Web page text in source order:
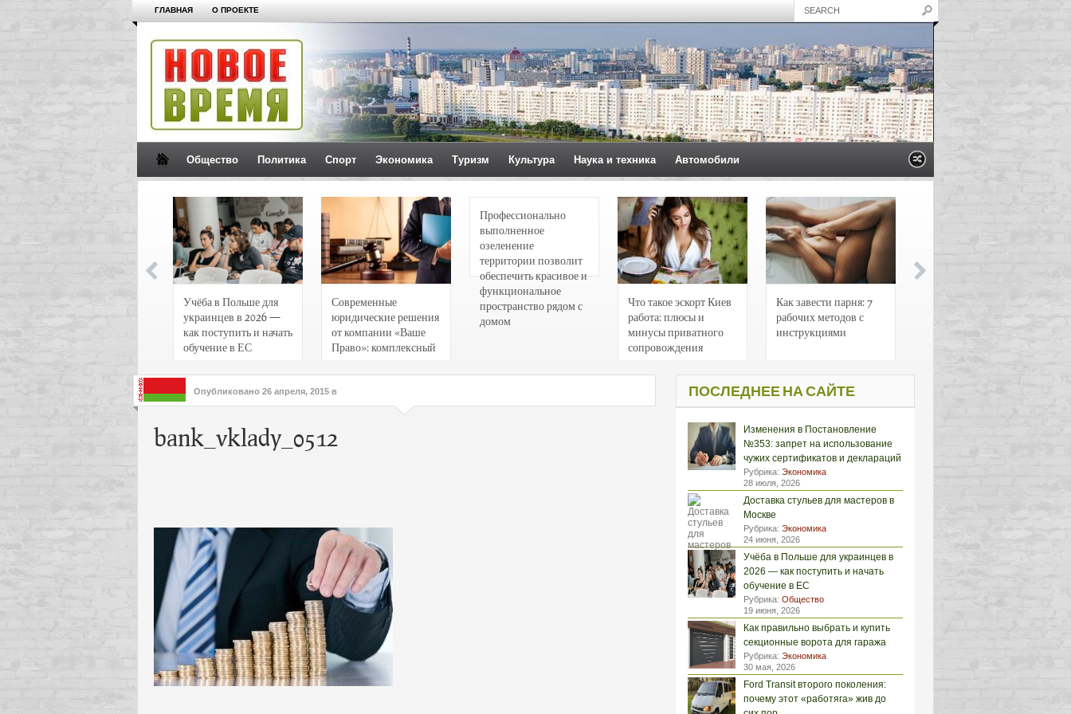
ГЛАВНАЯ О ПРОЕКТЕ
Общество Политика Спорт Экономика Туризм Культура Наука и техника Автомобили
Учёба в Польше для
украинцев в 2026 —
как поступить и начать
обучение в ЕС
Современные
юридические решения
от компании «Ваше
Право»: комплексный
интересов клиентов
Профессионально
выполненное
озеленение
территории позволит
обеспечить красивое и
функциональное
пространство рядом с
домом
Что такое эскорт Киев
работа: плюсы и
минусы приватного
сопровождения
Как завести парня: 7
рабочих методов с
инструкциями
Опубликовано 26 апреля, 2015 в
bank_vklady_0512
ПОСЛЕДНЕЕ НА САЙТЕ
Изменения в Постановление
№353: запрет на использование
чужих сертификатов и деклараций
Рубрика: Экономика
28 июля, 2026
Доставка стульев для мастеров в
Москве
Рубрика: Экономика
24 июня, 2026
Учёба в Польше для украинцев в
2026 — как поступить и начать
обучение в ЕС
Рубрика: Общество
19 июня, 2026
Как правильно выбрать и купить
секционные ворота для гаража
Рубрика: Экономика
30 мая, 2026
Ford Transit второго поколения:
почему этот «работяга» жив до